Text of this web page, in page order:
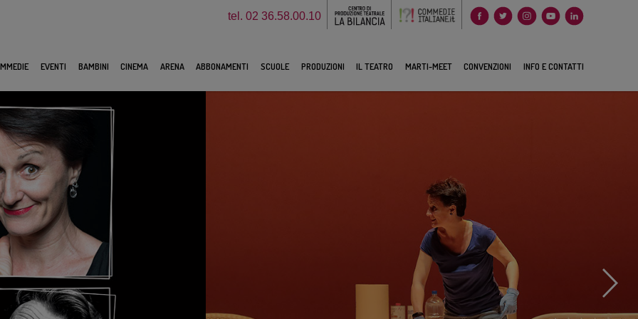
tel. 02 36.58.00.10
EVENTI BAMBINI CINEMA ARENA ABBONAMENTI SCUOLE PRODUZIONI IL TEATRO MARTI-MEET CONVENZIONI INFO E CONTATTI